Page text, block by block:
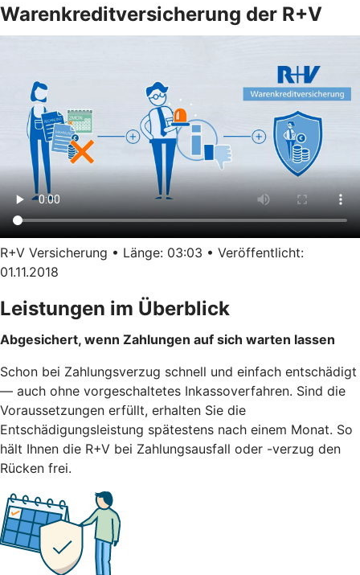
Warenkreditversicherung der R+V
R+V Versicherung • Länge: 03:03 • Veröffentlicht:
01.11.2018
Leistungen im Überblick
Abgesichert, wenn Zahlungen auf sich warten lassen
Schon bei Zahlungsverzug schnell und einfach entschädigt
— auch ohne vorgeschaltetes Inkassoverfahren. Sind die
Voraussetzungen erfüllt, erhalten Sie die
Entschädigungsleistung spätestens nach einem Monat. So
hält Ihnen die R+V bei Zahlungsausfall oder -verzug den
Rücken frei.